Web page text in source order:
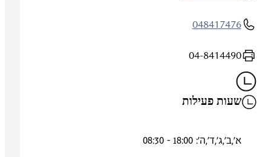
048417476
04-8414490
שעות פעילות
א',ב',ג',ד',ה': 18:00 - 08:30